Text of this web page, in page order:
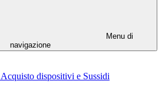
Menu di
navigazione
dispositivi e Sussidi